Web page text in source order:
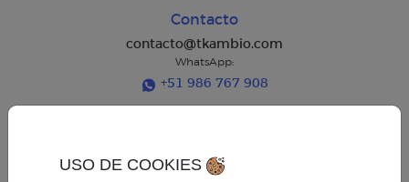
USO DE COOKIES
Contacto
contacto@tkambio.com
WhatsApp:
+51 986 767 908
Horario regular:
Lun. a Vie. 9am - 6pm